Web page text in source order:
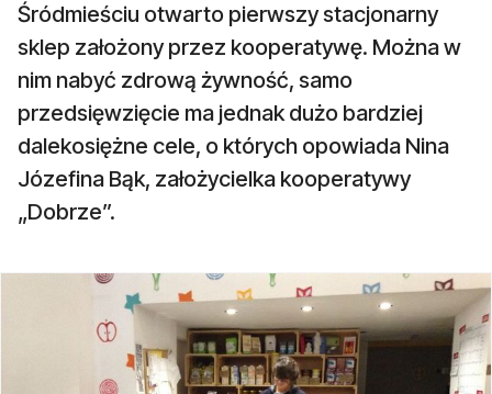
Śródmieściu otwarto pierwszy stacjonarny
sklep założony przez kooperatywę. Można w
nim nabyć zdrową żywność, samo
przedsięwzięcie ma jednak dużo bardziej
dalekosiężne cele, o których opowiada Nina
Józefina Bąk, założycielka kooperatywy
„Dobrze”.